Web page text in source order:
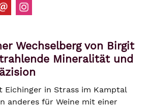
Wechselberg von Birgit
Mineralität und
Eichinger in Strass im Kamptal
anderes für Weine mit einer